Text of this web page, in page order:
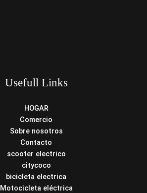
Usefull Links
HOGAR
Comercio
Sobre nosotros
Contacto
scooter electrico
citycoco
bicicleta electrica
Motocicleta eléctrica